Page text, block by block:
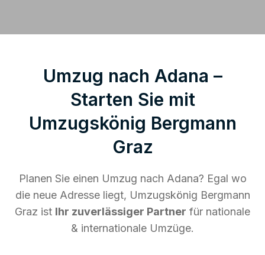
Umzug nach Adana –
Starten Sie mit
Umzugskönig Bergmann
Graz
Planen Sie einen Umzug nach Adana? Egal wo
die neue Adresse liegt, Umzugskönig Bergmann
Graz ist Ihr zuverlässiger Partner für nationale
& internationale Umzüge.